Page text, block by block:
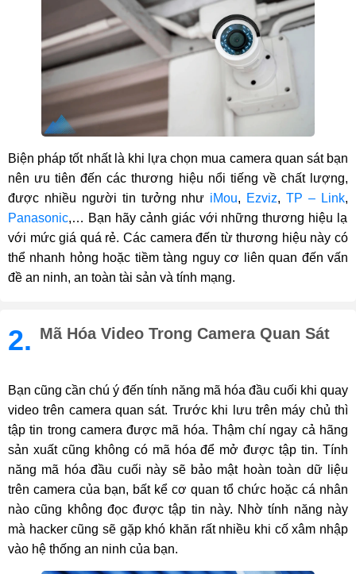
Biện pháp tốt nhất là khi lựa chọn mua camera quan sát bạn
nên ưu tiên đến các thương hiệu nổi tiếng về chất lượng,
được nhiều người tin tưởng như iMou, Ezviz,TP – Link,
Panasonic,… Bạn hãy cảnh giác với những thương hiệu lạ
với mức giá quá rẻ. Các camera đến từ thương hiệu này có
thể nhanh hỏng hoặc tiềm tàng nguy cơ liên quan đến vấn
đề an ninh, an toàn tài sản và tính mạng.
2. Mã Hóa Video Trong Camera Quan Sát
Bạn cũng cần chú ý đến tính năng mã hóa đầu cuối khi quay
video trên camera quan sát. Trước khi lưu trên máy chủ thì
tập tin trong camera được mã hóa. Thậm chí ngay cả hãng
sản xuất cũng không có mã hóa để mở được tập tin. Tính
năng mã hóa đầu cuối này sẽ bảo mật hoàn toàn dữ liệu
trên camera của bạn, bất kể cơ quan tổ chức hoặc cá nhân
nào cũng không đọc được tập tin này. Nhờ tính năng này
mà hacker cũng sẽ gặp khó khăn rất nhiều khi cố xâm nhập
vào hệ thống an ninh của bạn.